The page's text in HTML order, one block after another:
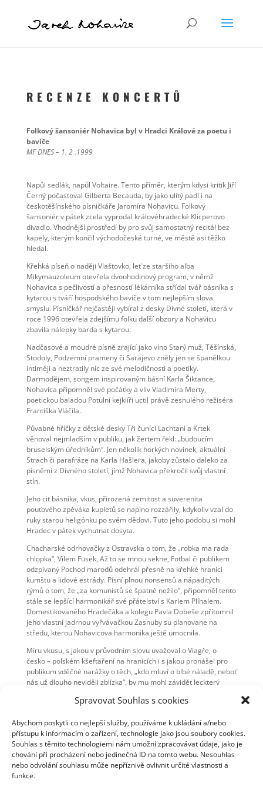
Spravovat Souhlas s cookies
Abychom poskytli co nejlepší služby, používáme k ukládání a/nebo
přístupu k informacím o zařízení, technologie jako jsou soubory cookies.
Souhlas s těmito technologiemi nám umožní zpracovávat údaje, jako je
chování při procházení nebo jedinečná ID na tomto webu. Nesouhlas
nebo odvolání souhlasu může nepříznivě ovlivnit určité vlastnosti a
funkce.
R E C E N Z E K O N C E R T Ů
Folkový šansoniér Nohavica byl v Hradci Králové za poetu i
baviče
MF DNES – 1. 2 .1999
Napůl sedlák, napůl Voltaire. Tento příměr, kterým kdysi kritik Jiří
Černý počastoval Gilberta Becauda, by jako ulitý padl i na
českotěšínského písničkáře Jaromíra Nohavicu. Folkový
šansoniér v pátek zcela vyprodal královéhradecké Klicperovo
divadlo. Vhodnější prostředí by pro svůj samostatný recitál bez
kapely, kterým končil východočeské turné, ve městě asi těžko
hledal.
Křehká píseň o naději Vlaštovko, leť ze staršího alba
Mikymauzoleum otevřela dvouhodinový program, v němž
Nohavica s pečlivostí a přesností lékárníka střídal tvář básníka s
kytarou s tváří hospodského baviče v tom nejlepším slova
smyslu. Písničkář nejčastěji vybíral z desky Divné století, která v
roce 1996 otevřela zdejšímu folku další obzory a Nohavicu
zbavila nálepky barda s kytarou.
Nadčasové a moudré písně zrající jako víno Starý muž, Těšínská,
Stodoly, Podzemní prameny či Sarajevo zněly jen se španělkou
intiměji a neztratily nic ze své melodičnosti a poetiky.
Darmodějem, songem inspirovaným básní Karla Šiktance,
Nohavica připomněl své počátky a vliv Vladimíra Merty,
poetickou baladou Potulní kejklíři uctil právě zesnulého režiséra
Františka Vláčila.
Půvabné hříčky z dětské desky Tři čuníci Lachtani a Krtek
věnoval nejmladším v publiku, jak žertem řekl: „budoucím
bruselským úředníkům“. Jen několik horkých novinek, aktuální
Strach či parafráze na Karla Hašlera, jakoby zůstalo daleko za
písněmi z Divného století, jímž Nohavica překročil svůj vlastní
stín.
Jeho cit básníka, vkus, přirozená zemitost a suverenita
pouťového zpěváka kupletů se naplno rozzářily, kdykoliv vzal do
ruky starou heligónku po svém dědovi. Tuto jeho podobu si mohl
Hradec v pátek vychutnat dosyta.
Chacharské odrhovačky z Ostravska o tom, že „robka ma rada
chlopka“, Vilem Fusek, Až to se mnou sekne, Fotbal či publikem
odzpívaný Pochod marodů odehrál přesně na křehké hranici
kumštu a lidové estrády. Písní plnou nonsensů a nápaditých
rýmů o tom, že „za komunistů se špatně nežilo“, připomněl tento
stále se lepšící harmonikář své přátelství s Karlem Plíhalem.
Domestikovaného Hradečáka a kolegu Pavla Dobeše zpřítomnil
jeho vlastní jadrnou vyřvávačkou Zasnuby su planovane na
středu, kterou Nohavicova harmonika ještě umocnila.
Míru vkusu, s jakou v průvodním slovu uvažoval o Viagře, o
česko – polském kšeftaření na hranicích i s jakou pronášel pro
publikum vděčné narážky o těch, „kdo mluví o blbé náladě, neboť
nás už dlouho neviděli zblízka“, by mu mohl závidět leckterý
hradeckému publiku shazoval pohotovým sarkasmem a ironií,
potvrdil vzácnou výjimku z pravidla, že mezi kvalitou a
komerčním úspěchem neexistuje rovnítko.
Petr Mareček